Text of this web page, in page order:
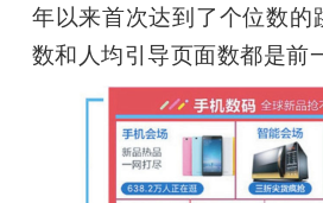
年以来首次达到了个位数的
数和人均引导页面数都是前